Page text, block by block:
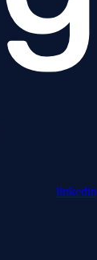
linkedin